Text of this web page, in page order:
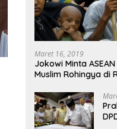
Maret 16, 2019
Jokowi Minta
Muslim Rohingya di